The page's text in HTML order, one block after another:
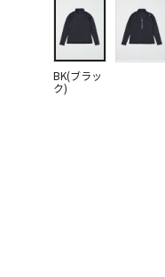
BK(ブラッ
ク)